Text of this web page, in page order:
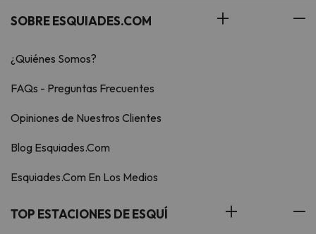
SOBRE ESQUIADES.COM
¿Quiénes Somos?
FAQs - Preguntas Frecuentes
Opiniones de Nuestros Clientes
Blog Esquiades.Com
Esquiades.Com En Los Medios
TOP ESTACIONES DE ESQUÍ